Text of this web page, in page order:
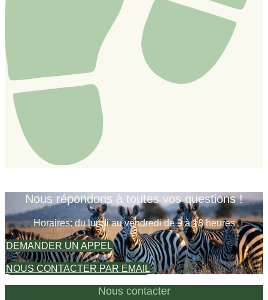
Nous répondons à toutes vos questions !
Horaires: du lundi au vendredi de 9 à 18 heures
DEMANDER UN APPEL
NOUS CONTACTER PAR EMAIL
Nous contacter